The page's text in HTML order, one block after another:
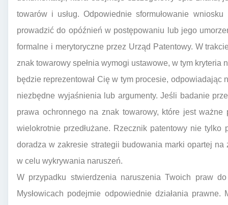
towarów i usług. Odpowiednie sformułowanie
prowadzić do opóźnień w postępowaniu lub jego
formalne i merytoryczne przez Urząd Patentowy. W
znak towarowy spełnia wymogi ustawowe, w tym
będzie reprezentował Cię w tym procesie,
niezbędne wyjaśnienia lub argumenty. Jeśli badanie
prawa ochronnego na znak towarowy, które jest
wielokrotnie przedłużane. Rzecznik patentowy nie
doradza w zakresie strategii budowania marki opartej
w celu wykrywania naruszeń.
W przypadku stwierdzenia naruszenia Twoich praw
Mysłowicach podejmie odpowiednie działania